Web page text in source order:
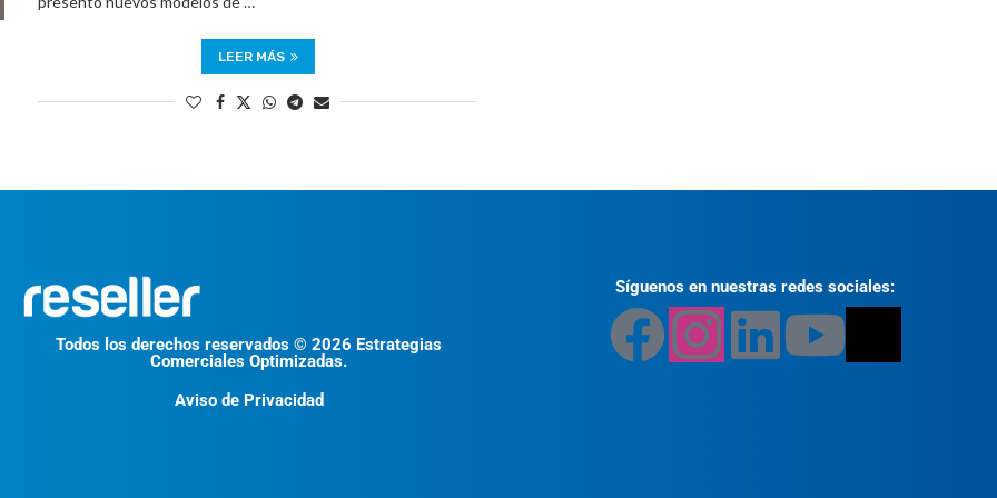
LEER MÁS
Todos los derechos reservados © 2026 Estrategias
Comerciales Optimizadas.
Aviso de Privacidad
Síguenos en nuestras redes sociales: